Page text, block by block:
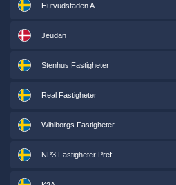
Hufvudstaden A
Jeudan
Stenhus Fastigheter
Real Fastigheter
Wihlborgs Fastigheter
NP3 Fastigheter Pref